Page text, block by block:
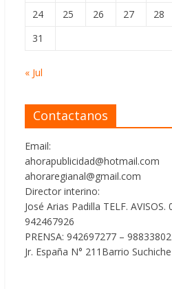
24
25 26 27 28
31
« Jul
Contactanos
Email:
ahorapublicidad@hotmail.com
ahoraregianal@gmail.com
Director interino:
José Arias Padilla TELF. AVISOS.
942467926
PRENSA: 942697277 –
Jr. España N° 211Barrio